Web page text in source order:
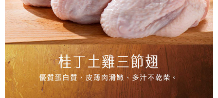
「AFTEE先享後付」，若未經同意申辦者引起之損失，本公司不負相關責
任。
４．使用「AFTEE先享後付」時，將依據個別帳號之用戶狀況，依本公司即
時審查核予不同之上限額度；若仍有額度不足之情形，本公司將視審查結果
請求用戶進行身份認證。
５．嚴禁一人註冊多個帳號或使用他人資訊註冊。若發現惡意使用之情形，
恩沛科技股份有限公司將有權停止該用戶之使用額度並採取法律行動。